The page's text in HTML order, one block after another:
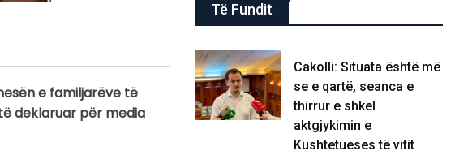
e familjarëve të
deklaruar për media
Të Fundit
Cakolli: Situata është më
se e qartë, seanca e
thirrur e shkel
aktgjykimin e
Kushtetueses të vitit